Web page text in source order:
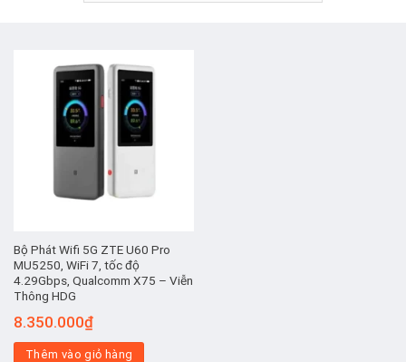
Bộ Phát Wifi 5G ZTE U60 Pro
MU5250, WiFi 7, tốc độ
4.29Gbps, Qualcomm X75 – Viễn
Thông HDG
8.350.000₫
Thêm vào giỏ hàng